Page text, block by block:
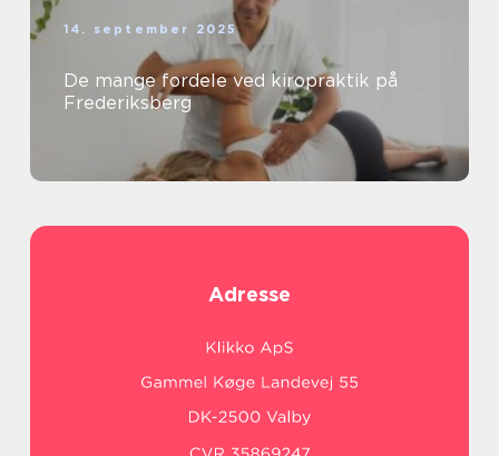
14. september 2025
De mange fordele ved kiropraktik på
Frederiksberg
Adresse